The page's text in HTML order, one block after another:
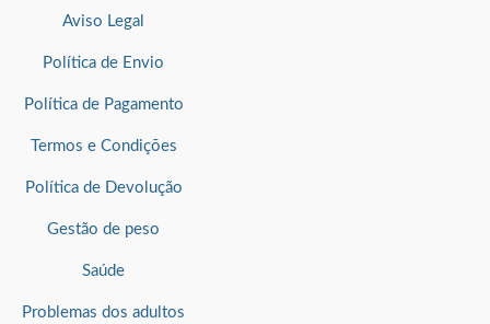
Aviso Legal
Política de Envio
Política de Pagamento
Termos e Condições
Política de Devolução
Gestão de peso
Saúde
Problemas dos adultos